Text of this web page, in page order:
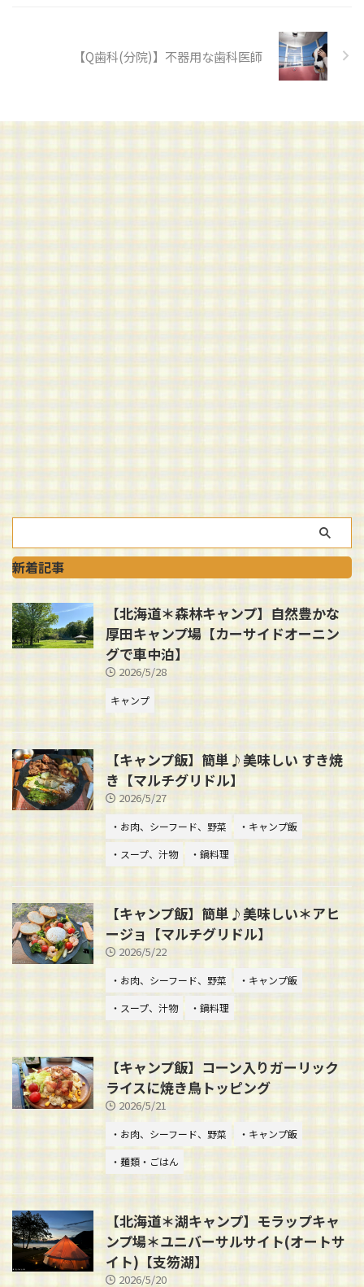
【Q歯科(分院)】不器用な歯科医師
新着記事
【北海道＊森林キャンプ】自然豊かな
厚田キャンプ場【カーサイドオーニン
グで車中泊】
2026/5/28
キャンプ
【キャンプ飯】簡単♪美味しい すき焼
き【マルチグリドル】
2026/5/27
・お肉、シーフード、野菜
・キャンプ飯
・スープ、汁物
・鍋料理
【キャンプ飯】簡単♪美味しい＊アヒ
ージョ【マルチグリドル】
2026/5/22
・お肉、シーフード、野菜
・キャンプ飯
・スープ、汁物
・鍋料理
【キャンプ飯】コーン入りガーリック
ライスに焼き鳥トッピング
2026/5/21
・お肉、シーフード、野菜
・キャンプ飯
・麺類・ごはん
【北海道＊湖キャンプ】モラップキャ
ンプ場＊ユニバーサルサイト(オートサ
イト)【支笏湖】
2026/5/20